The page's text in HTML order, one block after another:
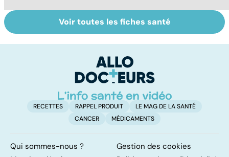
Bien dormir,
mais... sans
Fatigue
chronique : un
connu
Voir toutes les fiches santé
RECETTES RAPPEL PRODUIT
LE MAG DE LA SANTÉ
CANCER
MÉDICAMENTS
Qui sommes-nous ?
Gestion des cookies